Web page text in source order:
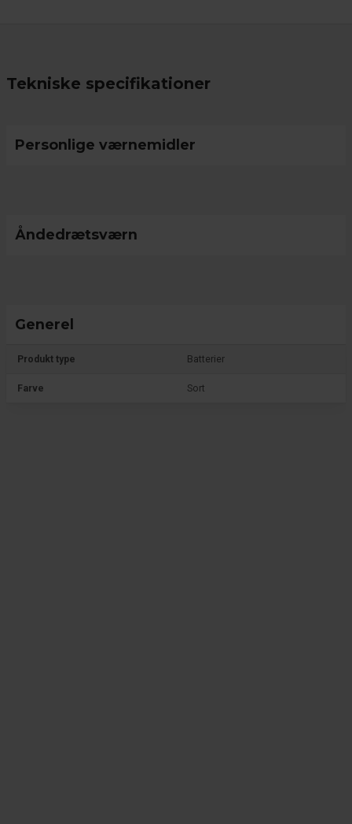
Tekniske specifikationer
Personlige værnemidler
Åndedrætsværn
Generel
Produkt type Batterier
Farve Sort